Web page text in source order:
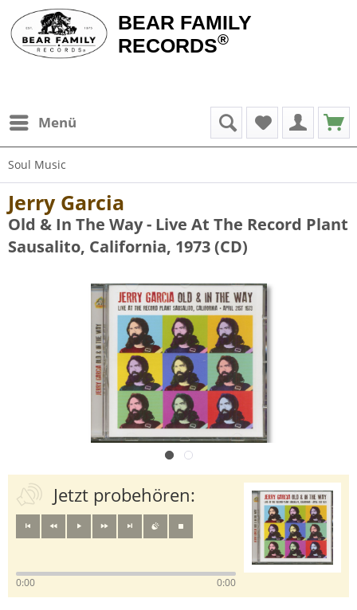
BEAR FAMILY
RECORDS®
Menü
Soul Music
Jerry Garcia
Old & In The Way - Live At The Record Plant
Sausalito, California, 1973 (CD)
Jetzt probehören:
0:00 0:00